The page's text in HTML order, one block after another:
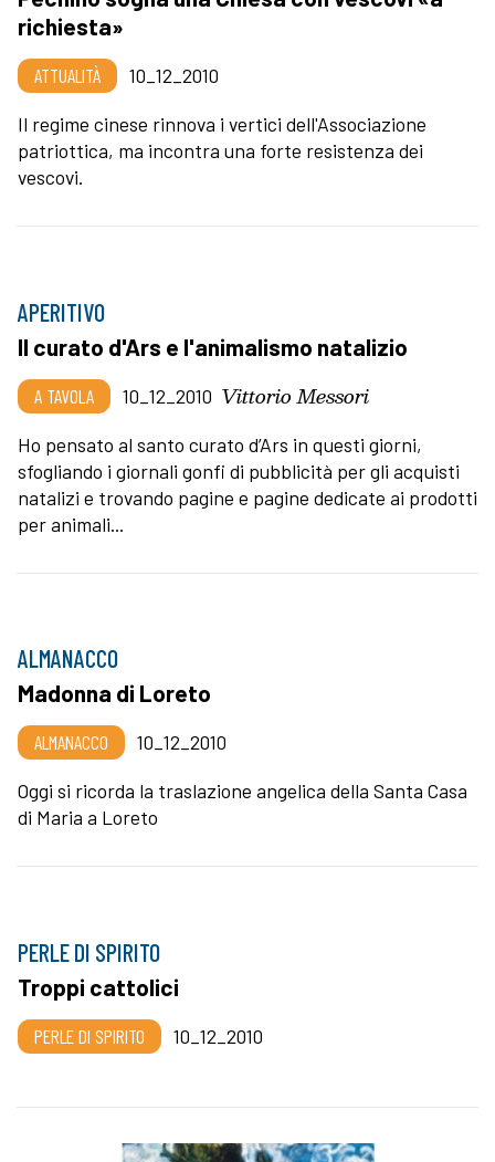
richiesta»
ATTUALITÀ
10_12_2010
Il regime cinese rinnova i vertici dell'Associazione
patriottica, ma incontra una forte resistenza dei
vescovi.
APERITIVO
Il curato d'Ars e l'animalismo natalizio
A TAVOLA 10_12_2010 Vittorio Messori
Ho pensato al santo curato d’Ars in questi giorni,
sfogliando i giornali gonfi di pubblicità per gli acquisti
natalizi e trovando pagine e pagine dedicate ai prodotti
per animali...
ALMANACCO
Madonna di Loreto
ALMANACCO
10_12_2010
Oggi si ricorda la traslazione angelica della Santa Casa
di Maria a Loreto
PERLE DI SPIRITO
Troppi cattolici
PERLE DI SPIRITO 10_12_2010